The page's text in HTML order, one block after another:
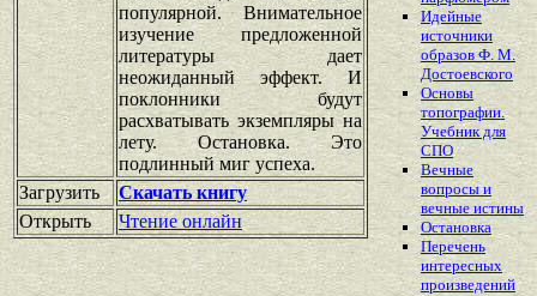
популярной. Внимательное
изучение предложенной
литературы дает
неожиданный эффект. И
поклонники будут
расхватывать экземпляры на
лету. Остановка. Это
подлинный миг успеха.
Загрузить
Скачать книгу
Открыть
Чтение онлайн
Идейные
источники
образов Ф. М.
Достоевского
Основы
топографии.
Учебник для
СПО
Вечные
вопросы и
вечные истины
Остановка
Перечень
интересных
произведений